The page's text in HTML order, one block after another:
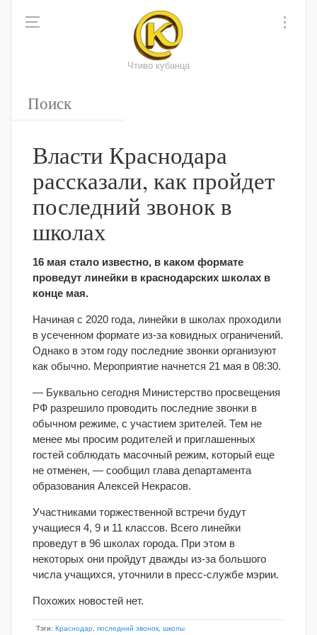
Чтиво кубанца
Власти Краснодара
рассказали, как пройдет
последний звонок в
школах
16 мая стало известно, в каком формате
проведут линейки в краснодарских школах в
конце мая.
Начиная с 2020 года, линейки в школах проходили
в усеченном формате из-за ковидных ограничений.
Однако в этом году последние звонки организуют
как обычно. Мероприятие начнется 21 мая в 08:30.
— Буквально сегодня Министерство просвещения
РФ разрешило проводить последние звонки в
обычном режиме, с участием зрителей. Тем не
менее мы просим родителей и приглашенных
гостей соблюдать масочный режим, который еще
не отменен, — сообщил глава департамента
образования Алексей Некрасов.
Участниками торжественной встречи будут
учащиеся 4, 9 и 11 классов. Всего линейки
проведут в 96 школах города. При этом в
некоторых они пройдут дважды из-за большого
числа учащихся, уточнили в пресс-службе мэрии.
Похожих новостей нет.
Тэги: Краснодар последний звонок школы